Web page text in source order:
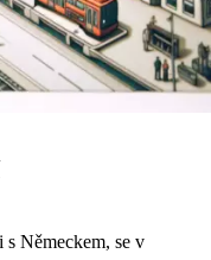
Německem, se v